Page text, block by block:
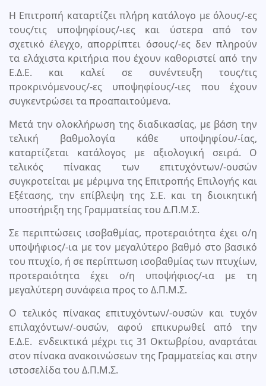
Η Επιτροπή καταρτίζει πλήρη κατάλογο με όλους/-ες
τους/τις υποψηφίους/-ιες και ύστερα από τον
σχετικό έλεγχο, απορρίπτει όσους/-ες δεν πληρούν
τα ελάχιστα κριτήρια που έχουν καθοριστεί από την
Ε.Δ.Ε. και καλεί σε συνέντευξη τους/τις
προκρινόμενους/-ες υποψηφίους/-ιες που έχουν
συγκεντρώσει τα προαπαιτούμενα.
Μετά την ολοκλήρωση της διαδικασίας, με βάση την
τελική βαθμολογία κάθε υποψηφίου/-ίας,
καταρτίζεται κατάλογος με αξιολογική σειρά. Ο
τελικός πίνακας των επιτυχόντων/-ουσών
συγκροτείται με μέριμνα της Επιτροπής Επιλογής και
Εξέτασης, την επίβλεψη της Σ.Ε. και τη διοικητική
υποστήριξη της Γραμματείας του Δ.Π.Μ.Σ.
Σε περιπτώσεις ισοβαθμίας, προτεραιότητα έχει ο/η
υποψήφιος/-ια με τον μεγαλύτερο βαθμό στο βασικό
του πτυχίο, ή σε περίπτωση ισοβαθμίας των πτυχίων,
προτεραιότητα έχει ο/η υποψήφιος/-ια με τη
μεγαλύτερη συνάφεια προς το Δ.Π.Μ.Σ.
Ο τελικός πίνακας επιτυχόντων/-ουσών και τυχόν
επιλαχόντων/-ουσών, αφού επικυρωθεί από την
Ε.Δ.Ε. ενδεικτικά μέχρι τις 31 Οκτωβρίου, αναρτάται
στον πίνακα ανακοινώσεων της Γραμματείας και στην
ιστοσελίδα του Δ.Π.Μ.Σ.